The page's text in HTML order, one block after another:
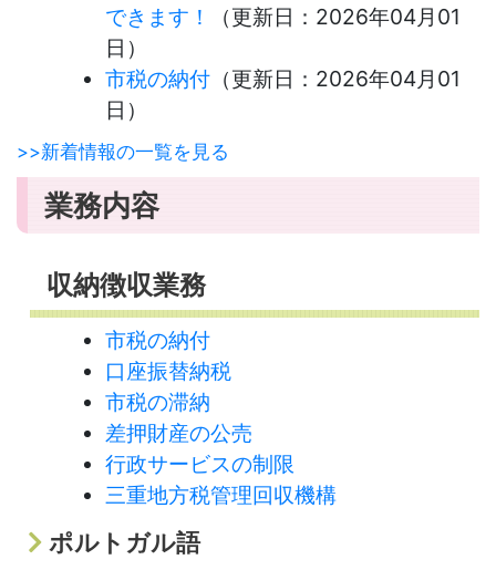
できます！
（更新日： 2026年04月01
日 ）
市税の納付 （更新日： 2026年04月01
日 ）
>>新着情報の一覧を見る
業務内容
収納徴収業務
市税の納付
口座振替納税
市税の滞納
差押財産の公売
行政サービスの制限
三重地方税管理回収機構
ポルトガル語